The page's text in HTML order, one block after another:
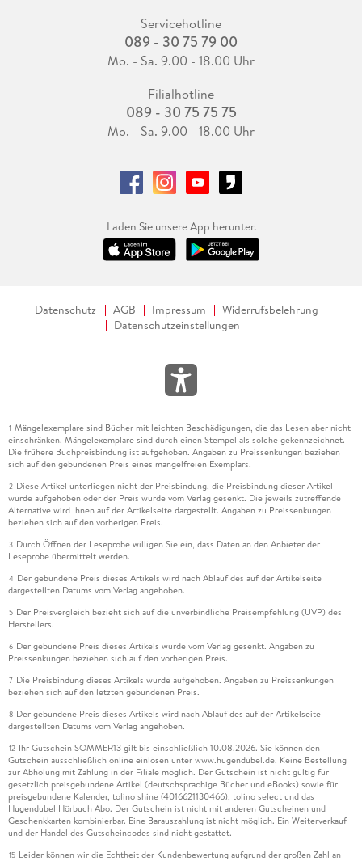
Servicehotline
089 - 30 75 79 00
Mo. - Sa. 9.00 - 18.00 Uhr
Filialhotline
089 - 30 75 75 75
Mo. - Sa. 9.00 - 18.00 Uhr
Laden Sie unsere App herunter.
Datenschutz AGB Impressum
Widerrufsbelehrung
Datenschutzeinstellungen
1 Mängelexemplare sind Bücher mit leichten Beschädigungen, die das Lesen aber nicht
einschränken. Mängelexemplare sind durch einen Stempel als solche gekennzeichnet.
Die frühere Buchpreisbindung ist aufgehoben. Angaben zu Preissenkungen beziehen
sich auf den gebundenen Preis eines mangelfreien Exemplars.
2 Diese Artikel unterliegen nicht der Preisbindung, die Preisbindung dieser Artikel
wurde aufgehoben oder der Preis wurde vom Verlag gesenkt. Die jeweils zutreffende
Alternative wird Ihnen auf der Artikelseite dargestellt. Angaben zu Preissenkungen
beziehen sich auf den vorherigen Preis.
3 Durch Öffnen der Leseprobe willigen Sie ein, dass Daten an den Anbieter der
Leseprobe übermittelt werden.
4 Der gebundene Preis dieses Artikels wird nach Ablauf des auf der Artikelseite
dargestellten Datums vom Verlag angehoben.
5 Der Preisvergleich bezieht sich auf die unverbindliche Preisempfehlung (UVP) des
Herstellers.
6 Der gebundene Preis dieses Artikels wurde vom Verlag gesenkt. Angaben zu
Preissenkungen beziehen sich auf den vorherigen Preis.
7 Die Preisbindung dieses Artikels wurde aufgehoben. Angaben zu Preissenkungen
beziehen sich auf den letzten gebundenen Preis.
8 Der gebundene Preis dieses Artikels wird nach Ablauf des auf der Artikelseite
dargestellten Datums vom Verlag angehoben.
12 Ihr Gutschein SOMMER13 gilt bis einschließlich 10.08.2026. Sie können den
Gutschein ausschließlich online einlösen unter www.hugendubel.de. Keine Bestellung
zur Abholung mit Zahlung in der Filiale möglich. Der Gutschein ist nicht gültig für
gesetzlich preisgebundene Artikel (deutschsprachige Bücher und eBooks) sowie für
preisgebundene Kalender, tolino shine (4016621130466), tolino select und das
Hugendubel Hörbuch Abo. Der Gutschein ist nicht mit anderen Gutscheinen und
Geschenkkarten kombinierbar. Eine Barauszahlung ist nicht möglich. Ein Weiterverkauf
und der Handel des Gutscheincodes sind nicht gestattet.
15 Leider können wir die Echtheit der Kundenbewertung aufgrund der großen Zahl an